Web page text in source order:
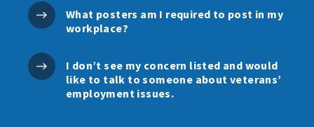
What posters am I required to post in my
workplace?
I don’t see my concern listed and would
like to talk to someone about veterans’
employment issues.